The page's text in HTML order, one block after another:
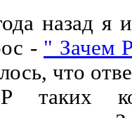
назад я
- " Зачем
что
таких